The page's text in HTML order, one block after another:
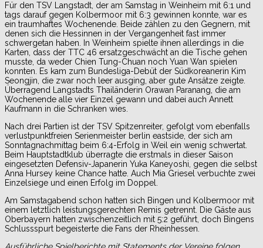
Für den TSV Langstadt, der am Samstag in Weinheim mit 6:1 und
tags darauf gegen Kolbermoor mit 6:3 gewinnen konnte, war es
ein traumhaftes Wochenende. Beide zählen zu den Gegnern, mit
denen sich die Hessinnen in der Vergangenheit fast immer
schwergetan haben. In Weinheim spielte ihnen allerdings in die
Karten, dass der TTC 46 ersatzgeschwächt an die Tische gehen
musste, da weder Chien Tung-Chuan noch Yuan Wan spielen
konnten. Es kam zum Bundesliga-Debüt der Südkoreanerin Kim
Seongjin, die zwar noch leer ausging, aber gute Ansätze zeigte.
Überragend Langstadts Thailänderin Orawan Paranang, die am
Wochenende alle vier Einzel gewann und dabei auch Annett
Kaufmann in die Schranken wies.
Nach drei Partien ist der TSV Spitzenreiter, gefolgt vom ebenfalls
verlustpunktfreien Serienmeister berlin eastside, der sich am
Sonntagnachmittag beim 6:4-Erfolg in Weil ein wenig schwertat.
Beim Hauptstadtklub überragte die erstmals in dieser Saison
eingesetzten Defensiv-Japanerin Yuka Kaneyoshi, gegen die selbst
Anna Hursey keine Chance hatte. Auch Mia Griesel verbuchte zwei
Einzelsiege und einen Erfolg im Doppel.
Am Samstagabend schon hatten sich Bingen und Kolbermoor mit
einem letztlich leistungsgerechten Remis getrennt. Die Gäste aus
Oberbayern hatten zwischenzeitlich mit 5:2 geführt, doch Bingens
Schlussspurt begeisterte die Fans der Rheinhessen.